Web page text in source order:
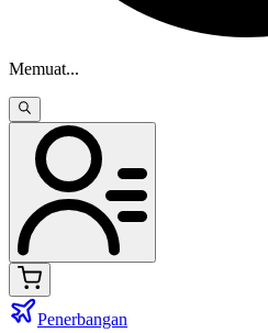
Memuat...
Penerbangan